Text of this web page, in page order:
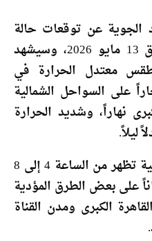
الجوية عن توقعات حالة
الطقس غدا الأربعاء الموافق 13 مايو 2026، وسيشهد
طقس معتدل الحرارة في
على السواحل الشمالية
نهاراً، وشديد الحرارة
ليلاً.
وتوقعت أن يشهد شبورة مائية تظهر من الساعة 4 إلى 8
على بعض الطرق المؤدية
الكبرى ومدن القناة